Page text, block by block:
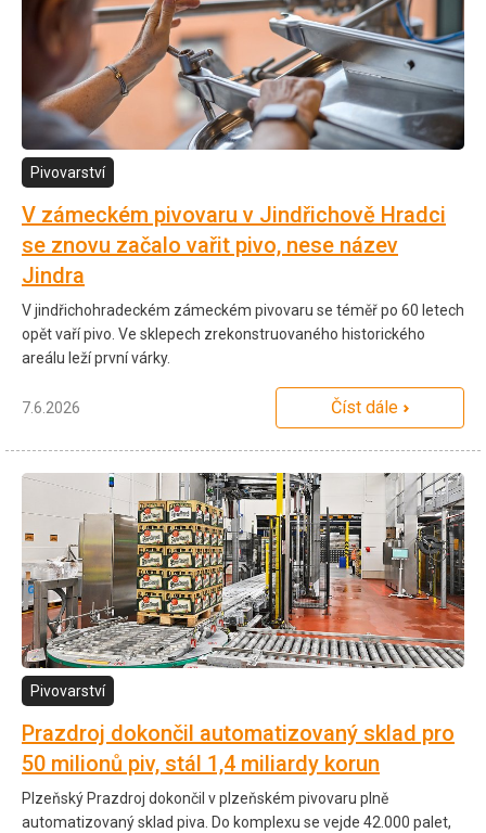
Pivovarství
V zámeckém pivovaru v Jindřichově Hradci
se znovu začalo vařit pivo, nese název
Jindra
V jindřichohradeckém zámeckém pivovaru se téměř po 60 letech
opět vaří pivo. Ve sklepech zrekonstruovaného historického
areálu leží první várky.
7.6.2026 Číst dále
Pivovarství
Prazdroj dokončil automatizovaný sklad pro
50 milionů piv, stál 1,4 miliardy korun
Plzeňský Prazdroj dokončil v plzeňském pivovaru plně
automatizovaný sklad piva. Do komplexu se vejde 42.000 palet,